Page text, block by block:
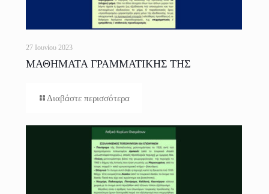
27 Ιουνίου 2023
ΜΑΘΗΜΑΤΑ ΓΡΑΜΜΑΤΙΚΗΣ ΤΗΣ
Διαβάστε περισσότερα